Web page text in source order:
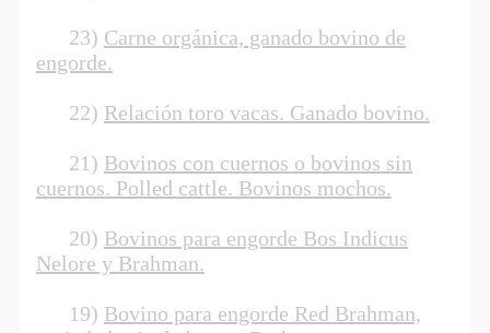
23) Carne orgánica, ganado bovino de
engorde.
22) Relación toro vacas. Ganado bovino.
21) Bovinos con cuernos o bovinos sin
cuernos. Polled cattle. Bovinos mochos.
20) Bovinos para engorde Bos Indicus
Nelore y Brahman.
19) Bovino para engorde Red Brahman,